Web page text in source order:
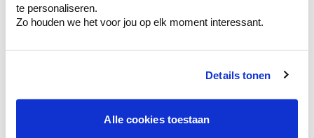
te personaliseren.
Zo houden we het voor jou op elk moment interessant.
Details tonen
Alle cookies toestaan
Ontdek er kleurechte stalen van je
Bekijk er de bijhorende tinten om je kleur